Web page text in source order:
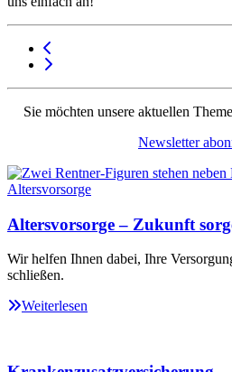
Sie möchten unsere aktuellen
Newsletter
Altersvorsorge – Zukunft
Wir helfen Ihnen dabei, Ihre
schließen.
Weiterlesen